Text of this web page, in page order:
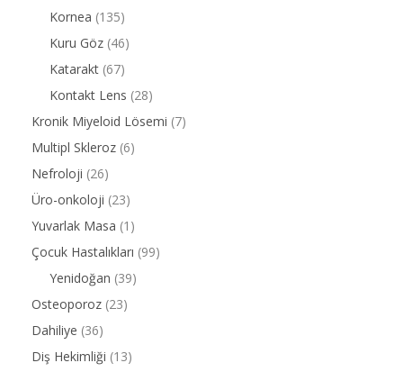
Kornea (135)
Kuru Göz (46)
Katarakt (67)
Kontakt Lens (28)
Kronik Miyeloid Lösemi (7)
Multipl Skleroz (6)
Nefroloji (26)
Üro-onkoloji (23)
Yuvarlak Masa (1)
Çocuk Hastalıkları (99)
Yenidoğan (39)
Osteoporoz (23)
Dahiliye (36)
Diş Hekimliği (13)